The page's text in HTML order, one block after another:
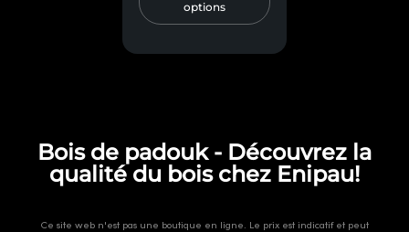
options
Bois de padouk - Découvrez la
qualité du bois chez Enipau!
Ce site web n'est pas une boutique en ligne. Le prix est indicatif et peut